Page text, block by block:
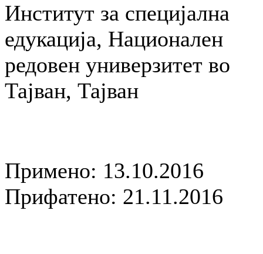
Институт за специјална
едукација, Национален
редовен универзитет во
Тајван, Тајван
Примено: 13.10.2016
Прифатено: 21.11.2016